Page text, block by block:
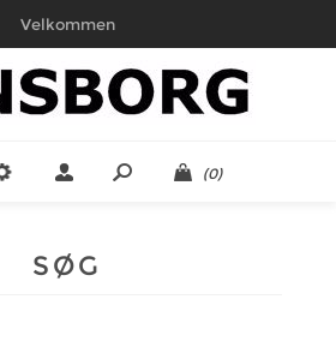
Velkommen
(0)
SØG